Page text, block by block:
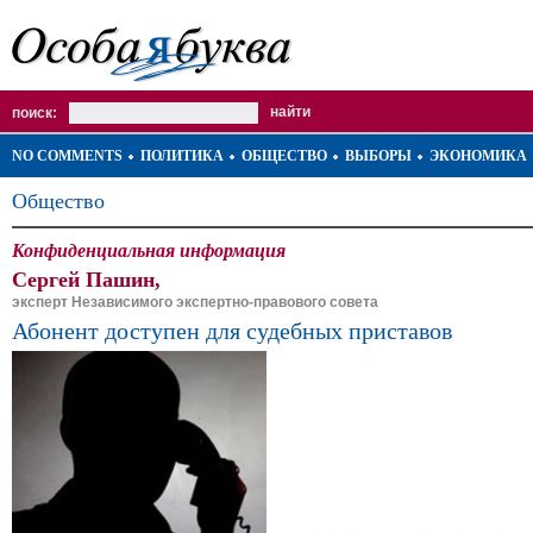
поиск:
NO COMMENTS ПОЛИТИКА ОБЩЕСТВО ВЫБОРЫ ЭКОНОМИКА
Общество
Конфиденциальная информация
Сергей Пашин,
эксперт Независимого экспертно-правового совета
Абонент доступен для судебных приставов